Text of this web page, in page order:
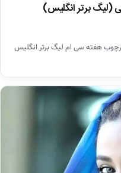
هفته سی ام لیگ برتر انگلیس